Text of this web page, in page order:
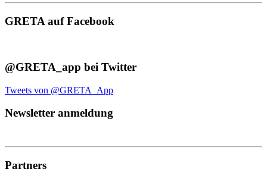
GRETA auf Facebook
@GRETA_app bei Twitter
Tweets von @GRETA_App
Newsletter anmeldung
Partners